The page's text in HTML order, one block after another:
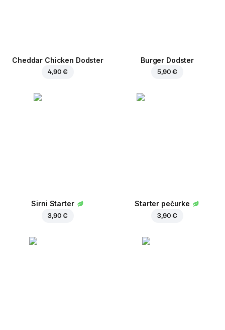
Cheddar Chicken Dodster
4,90 €
Burger Dodster
5,90 €
Sirni Starter
3,90 €
Starter pečurke
3,90 €